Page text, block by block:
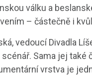
válku a
– částečně i
vedoucí Divadla
Sama jej také
vrstva je